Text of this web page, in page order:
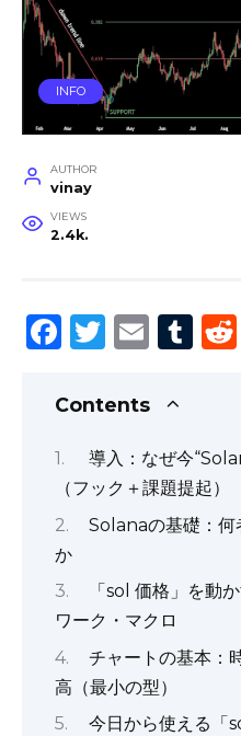
INFO
AUTHOR
vinay
VIEWS
2.4k.
F
c
b
o
o
k
T
it
r
E
ai
T
r
Contents
導入：なぜ今
（フック＋課題提起）
Solanaの基礎：何
か
「sol 価格」を動
ワーク・マクロ
チャートの基本：
高（最小の型）
今日から使える「